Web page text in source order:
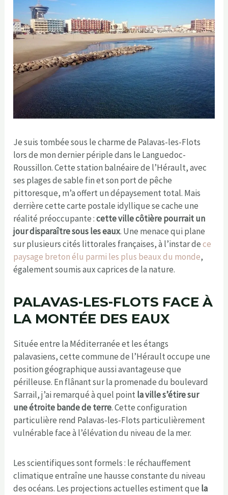
Je suis tombée sous le charme de Palavas-les-Flots
lors de mon dernier périple dans le Languedoc-
Roussillon. Cette station balnéaire de l’Hérault, avec
ses plages de sable fin et son port de pêche
pittoresque, m’a offert un dépaysement total. Mais
derrière cette carte postale idyllique se cache une
réalité préoccupante :cette ville côtière pourrait un
jour disparaître sous les eaux. Une menace qui plane
sur plusieurs cités littorales françaises, à l’instar dece
paysage breton élu parmi les plus beaux du monde,
également soumis aux caprices de la nature.
PALAVAS-LES-FLOTS FACE À
LA MONTÉE DES EAUX
Située entre la Méditerranée et les étangs
palavasiens, cette commune de l’Hérault occupe une
position géographique aussi avantageuse que
périlleuse. En flânant sur la promenade du boulevard
Sarrail, j’ai remarqué à quel pointla ville s’étire sur
une étroite bande de terre. Cette configuration
particulière rend Palavas-les-Flots particulièrement
vulnérable face à l’élévation du niveau de la mer.
Les scientifiques sont formels : le réchauffement
climatique entraîne une hausse constante du niveau
des océans. Les projections actuelles estiment que la